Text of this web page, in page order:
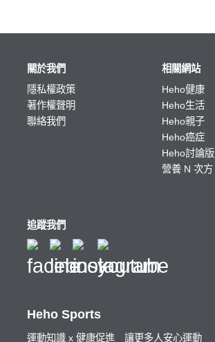
Heho Sports
運動知識 x 健康促進 讓更多人安心運動
關於我們
隱私權政策
著作權聲明
聯絡我們
相關網站
Heho健康
Heho生活
Heho親子
Heho癌症
Heho討論版
營養 N 次方
追蹤我們